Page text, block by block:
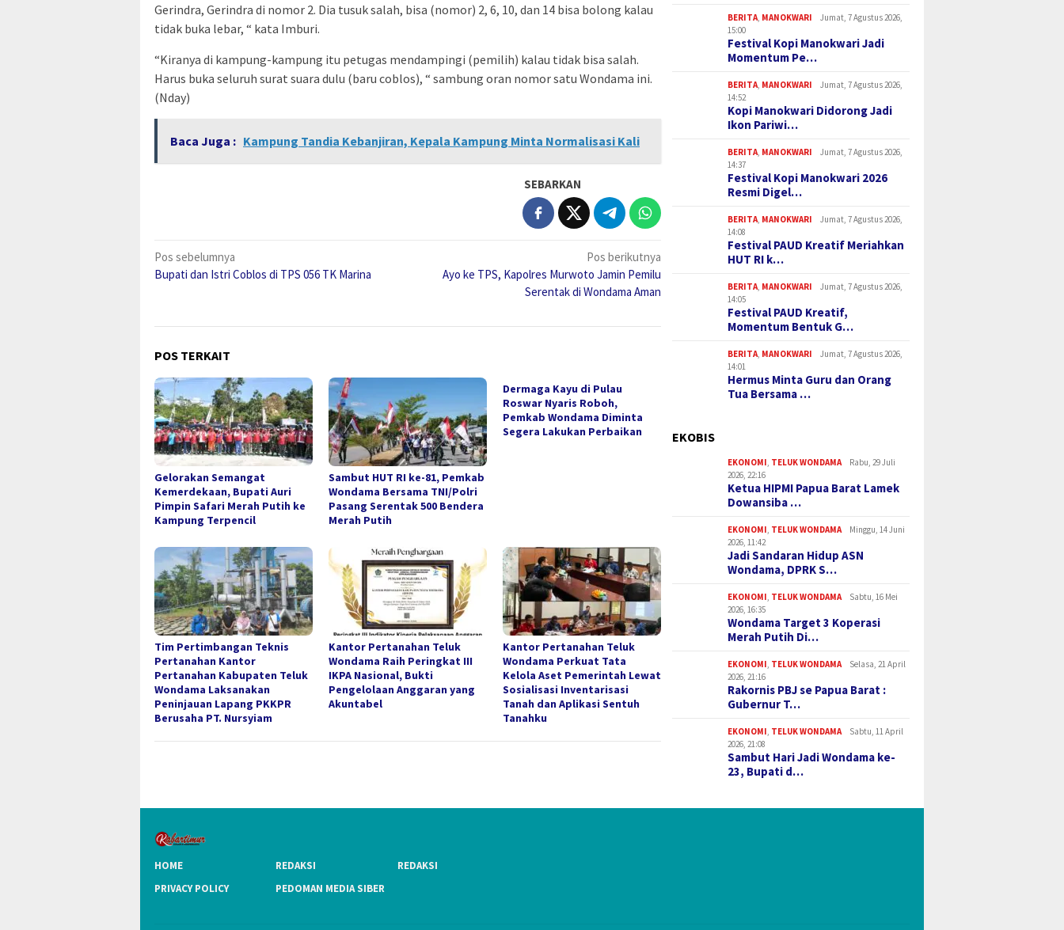
Gerindra, Gerindra di nomor 2. Dia tusuk salah, bisa (nomor) 2, 6, 10, dan 14 bisa bolong kalau
tidak buka lebar, “ kata Imburi.
“Kiranya di kampung-kampung itu petugas mendampingi (pemilih) kalau tidak bisa salah.
Harus buka seluruh surat suara dulu (baru coblos), “ sambung oran nomor satu Wondama ini.
(Nday)
Baca Juga : Kampung Tandia Kebanjiran, Kepala Kampung Minta Normalisasi Kali
SEBARKAN
Navigasi
pos
Pos sebelumnya
Bupati dan Istri Coblos di TPS 056 TK Marina
Pos berikutnya
Ayo ke TPS, Kapolres Murwoto Jamin Pemilu
Serentak di Wondama Aman
POS TERKAIT
Gelorakan Semangat
Kemerdekaan, Bupati Auri
Pimpin Safari Merah Putih ke
Kampung Terpencil
Sambut HUT RI ke-81, Pemkab
Wondama Bersama TNI/Polri
Pasang Serentak 500 Bendera
Merah Putih
Dermaga Kayu di Pulau
Roswar Nyaris Roboh,
Pemkab Wondama Diminta
Segera Lakukan Perbaikan
Tim Pertimbangan Teknis
Pertanahan Kantor
Pertanahan Kabupaten Teluk
Wondama Laksanakan
Peninjauan Lapang PKKPR
Berusaha PT. Nursyiam
Kantor Pertanahan Teluk
Wondama Raih Peringkat III
IKPA Nasional, Bukti
Pengelolaan Anggaran yang
Akuntabel
Kantor Pertanahan Teluk
Wondama Perkuat Tata
Kelola Aset Pemerintah Lewat
Sosialisasi Inventarisasi
Tanah dan Aplikasi Sentuh
Tanahku
BERITA MANOKWARI
Jumat, 7 Agustus 2026,
15:00
Festival Kopi Manokwari Jadi
Momentum Pe…
BERITA MANOKWARI
Jumat, 7 Agustus 2026,
14:52
Kopi Manokwari Didorong Jadi
Ikon Pariwi…
BERITA MANOKWARI
Jumat, 7 Agustus 2026,
14:37
Festival Kopi Manokwari 2026
Resmi Digel…
BERITA MANOKWARI
Jumat, 7 Agustus 2026,
14:08
Festival PAUD Kreatif Meriahkan
HUT RI k…
BERITA MANOKWARI
Jumat, 7 Agustus 2026,
14:05
Festival PAUD Kreatif,
Momentum Bentuk G…
BERITA MANOKWARI
Jumat, 7 Agustus 2026,
14:01
Hermus Minta Guru dan Orang
Tua Bersama …
EKOBIS
EKONOMI TELUK WONDAMA
Rabu, 29 Juli
2026, 22:16
Ketua HIPMI Papua Barat Lamek
Dowansiba …
EKONOMI TELUK WONDAMA
Minggu, 14 Juni
2026, 11:42
Jadi Sandaran Hidup ASN
Wondama, DPRK S…
EKONOMI TELUK WONDAMA
Sabtu, 16 Mei
2026, 16:35
Wondama Target 3 Koperasi
Merah Putih Di…
EKONOMI TELUK WONDAMA
Selasa, 21 April
2026, 21:16
Rakornis PBJ se Papua Barat :
Gubernur T…
EKONOMI TELUK WONDAMA
Sabtu, 11 April
2026, 21:08
Sambut Hari Jadi Wondama ke-
23, Bupati d…
HOME REDAKSI
REDAKSI
PRIVACY POLICY
PEDOMAN MEDIA SIBER